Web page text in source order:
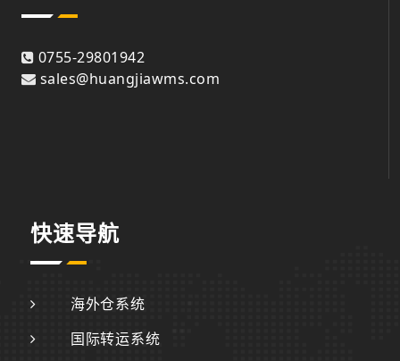
0755-29801942
sales@huangjiawms.com
快速导航
海外仓系统
国际转运系统